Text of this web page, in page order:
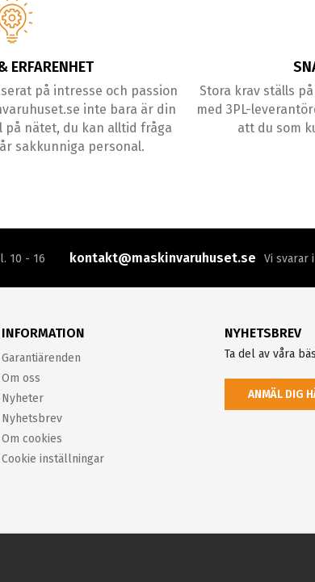
ERFARENHET
på intresse och passion
inte bara är din
på nätet, du kan alltid fråga
sakkunniga personal.
Stora krav ställs
med 3PL-
att du som
10 - 16 kontakt@maskinvaruhuset.se Vi svarar
INFORMATION
Garantiärenden
Om oss
Nyheter
Nyhetsbrev
Om cookies
Cookie inställningar
NYHETSBREV
Ta del av våra
ANMÄL DIG